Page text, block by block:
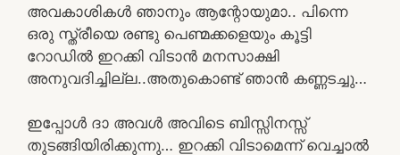
അവകാശികൾ ഞാനും ആന്റോയുമാ.. പിന്നെ
ഒരു സ്ത്രീയെ രണ്ടു പെണ്മക്കളെയും കൂട്ടി
റോഡിൽ ഇറക്കി വിടാൻ മനസാക്ഷി
അനുവദിച്ചില്ല..അതുകൊണ്ട് ഞാൻ കണ്ണടച്ചു…
ഇപ്പോൾ ദാ അവൾ അവിടെ ബിസ്സിനസ്സ്
തുടങ്ങിയിരിക്കുന്നു… ഇറക്കി വിടാമെന്ന് വെച്ചാൽ